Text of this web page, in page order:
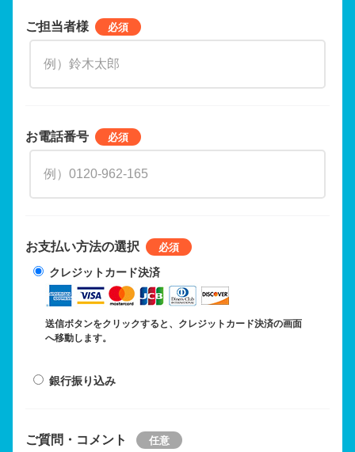
ご担当者様
お電話番号
お支払い方法の選択
クレジットカード決済
送信ボタンをクリックすると、クレジットカード決済の画面
へ移動します。
銀行振り込み
ご質問・コメント